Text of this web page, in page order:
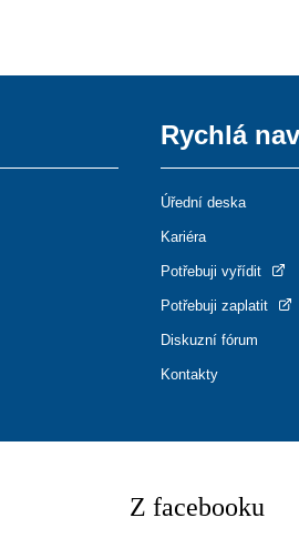
Rychlá
Úřední deska
Kariéra
Potřebuji vyřídit
Potřebuji zaplatit
Diskuzní fórum
Kontakty
Z facebooku